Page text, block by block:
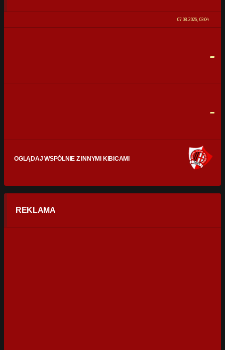
0% 100%
07.08.2026, 03:04
-
-
OGLĄDAJ WSPÓLNIE Z INNYMI KIBICAMI
REKLAMA